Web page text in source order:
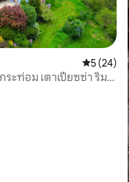
คะแนนเฉ
5 (24)
ระท่อม เตาเปียซซ่า ริม